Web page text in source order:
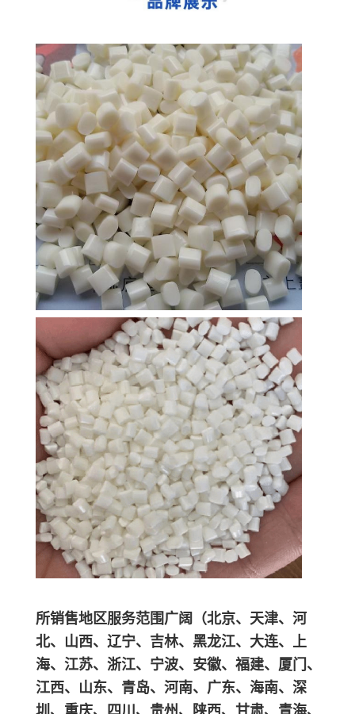
所销售地区服务范围广阔（北京、天津、河
北、山西、辽宁、吉林、黑龙江、大连、上
海、江苏、浙江、宁波、安徽、福建、厦门、
江西、山东、青岛、河南、广东、海南、深
圳、重庆、四川、贵州、陕西、甘肃、青海、